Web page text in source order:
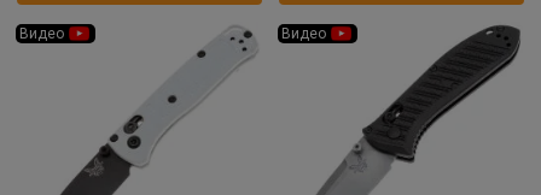
Видео Видео